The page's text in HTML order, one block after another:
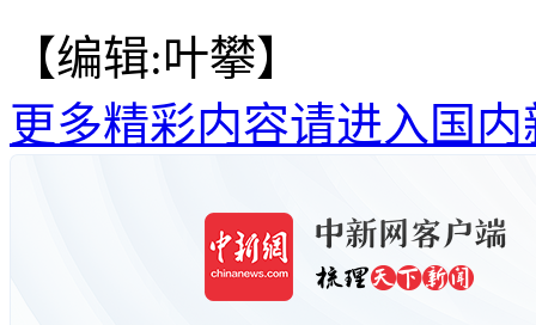
【编辑:叶攀】
更多精彩内容请进入国内